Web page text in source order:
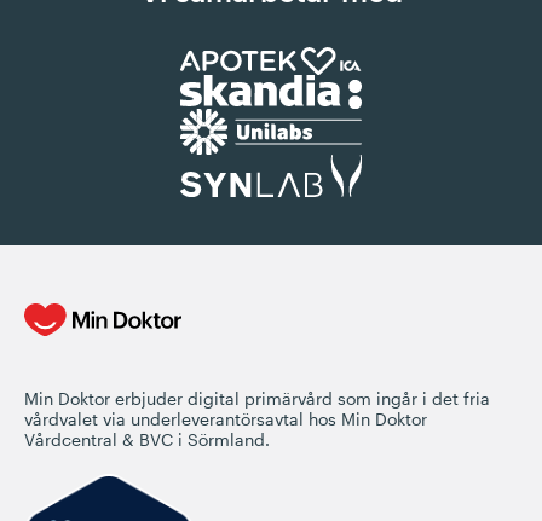
Min Doktor erbjuder digital primärvård som ingår i det fria
vårdvalet via underleverantörsavtal hos Min Doktor
Vårdcentral & BVC i Sörmland.